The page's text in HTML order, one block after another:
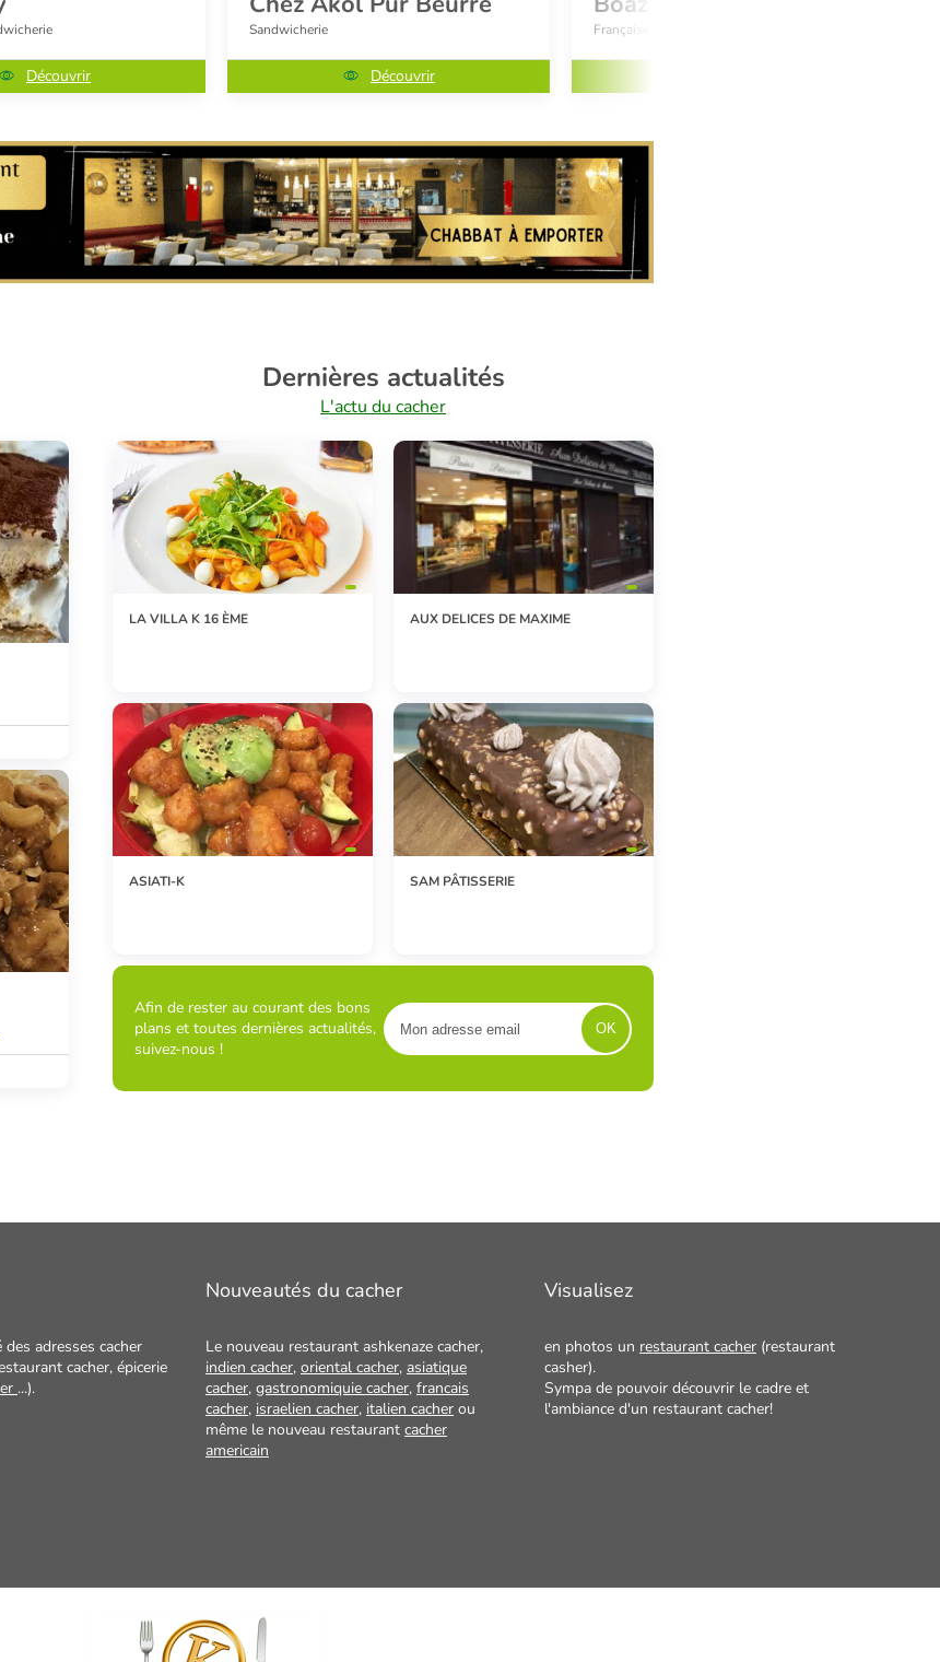
Découvrir
Sandwicherie
Découvrir
Française - Orientale - Grillades
Dernières actualités
L'actu du cacher
LA VILLA K 16 ÈME AUX DELICES DE MAXIME
ASIATI-K SAM PÂTISSERIE
Afin de rester au courant des bons
plans et toutes dernières actualités,
suivez-nous !
adresses cacher
cacher, épicerie
...).
Nouveautés du cacher
Le nouveau restaurant ashkenaze cacher,
indien cacher, oriental cacher, asiatique
cacher, gastronomiquie cacher, francais
cacher, israelien cacher, italien cacher ou
même le nouveau restaurant cacher
americain
Visualisez
en photos un restaurant cacher (restaurant
casher).
Sympa de pouvoir découvrir le cadre et
l'ambiance d'un restaurant cacher!